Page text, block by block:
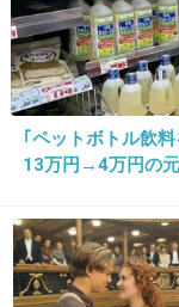
19. 匿名 2014/05/07(水) 00:04:03
口臭は確かに
20. 匿名2014/05/07(水) 00:04:19
｢ペットボトル飲
13万円→4万円の